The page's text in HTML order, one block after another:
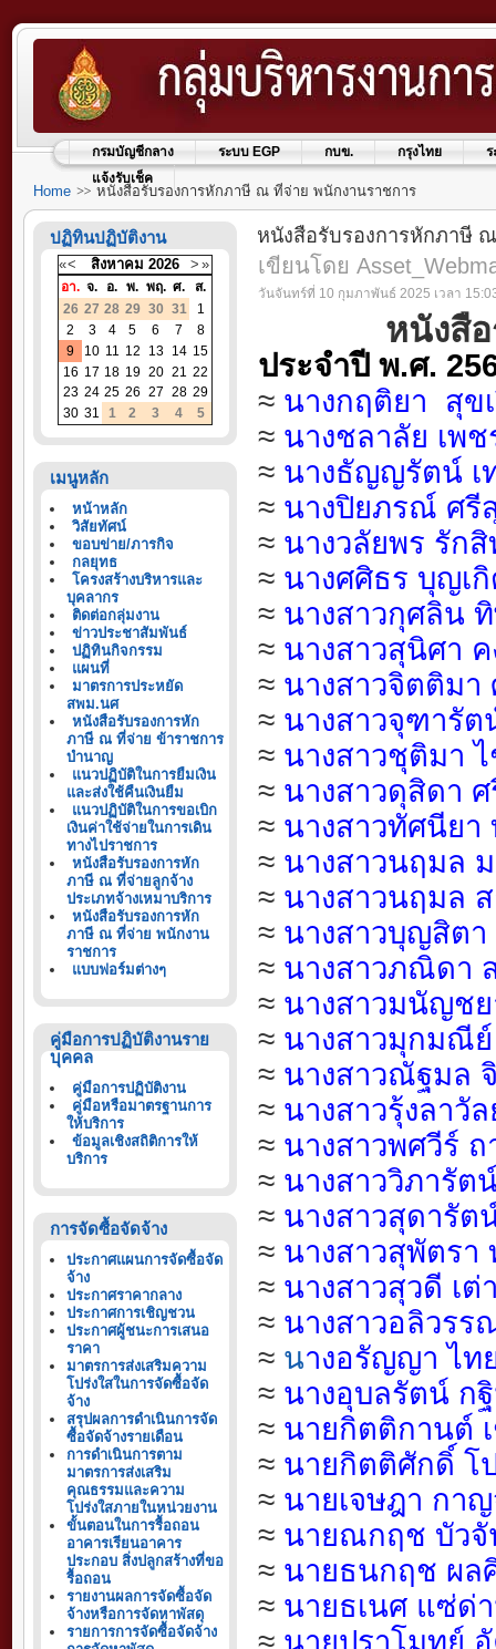
กรมบัญชีกลาง ระบบ EGP กบข. กรุงไทย
ร
แจ้งรับเช็ค
Home หนังสือรับรองการหักภาษี ณ ที่จ่าย พนักงานราชการ
ปฏิทินปฏิบัติงาน
«< สิงหาคม 2026 > »
อา. จ. อ. พ. พฤ. ศ.
ส.
26 27 28 29 30 31
1
2
3 4 5 6 7
8
9
10 11 12 13 14 15
16 17 18 19 20 21 22
23 24 25 26 27 28 29
30 31 1 2 3 4 5
เมนูหลัก
หน้าหลัก
วิสัยทัศน์
ขอบข่าย/ภารกิจ
กลยุทธ
โครงสร้างบริหารและ
บุคลากร
ติดต่อกลุ่มงาน
ข่าวประชาสัมพันธ์
ปฏิทินกิจกรรม
แผนที่
มาตรการประหยัด
สพม.นศ
หนังสือรับรองการหัก
ภาษี ณ ที่จ่าย ข้าราชการ
บำนาญ
แนวปฏิบัติในการยืมเงิน
และส่งใช้คืนเงินยืม
แนวปฏิบัติในการขอเบิก
เงินค่าใช้จ่ายในการเดิน
ทางไปราชการ
หนังสือรับรองการหัก
ภาษี ณ ที่จ่ายลูกจ้าง
ประเภทจ้างเหมาบริการ
หนังสือรับรองการหัก
ภาษี ณ ที่จ่าย พนักงาน
ราชการ
แบบฟอร์มต่างๆ
คู่มือการปฏิบัติงานราย
บุคคล
คู่มือการปฏิบัติงาน
คู่มือหรือมาตรฐานการ
ให้บริการ
ข้อมูลเชิงสถิติการให้
บริการ
การจัดซื้อจัดจ้าง
ประกาศแผนการจัดซื้อจัด
จ้าง
ประกาศราคากลาง
ประกาศการเชิญชวน
ประกาศผู้ชนะการเสนอ
ราคา
มาตรการส่งเสริมความ
โปร่งใสในการจัดซื้อจัด
จ้าง
สรุปผลการดำเนินการจัด
ซื้อจัดจ้างรายเดือน
การดำเนินการตาม
มาตรการส่งเสริม
คุณธรรมและความ
โปร่งใสภายในหน่วยงาน
ขั้นตอนในการรื้อถอน
อาคารเรียนอาคาร
ประกอบ สิ่งปลูกสร้างที่ขอ
รื้อถอน
รายงานผลการจัดซื้อจัด
จ้างหรือการจัดหาพัสดุ
รายการการจัดซื้อจัดจ้าง
หนังสือรับรองการหักภาษี
เขียนโดย
วันจันทร์ที่ 10 กุมภาพันธ์ 2025 เวลา
หนังสื
ประจำปี พ.ศ.
≈ นางกฤติยา สุข
≈ นางชลาลัย เพ
≈ นางธัญญรัตน์ เ
≈ นางปิยภรณ์ ศรี
≈ นางวลัยพร รัก
≈ นางศศิธร บุญเ
≈ นางสาวกุศลิน
≈ นางสาวสุนิศา
≈ นางสาวจิตติม
≈ นางสาวจุฑารั
≈ นางสาวชุติมา
≈ นางสาวดุสิดา
≈ นางสาวทัศนียา
≈ นางสาวนฤมล
≈ นางสาวนฤมล
≈ นางสาวบุญสิต
≈ นางสาวภณิดา
≈ นางสาวมนัญช
≈ นางสาวมุกมณีย์
≈ นางสาวณัฐมล
≈ นางสาวรุ้งลาวั
≈ นางสาวพศวีร์
≈ นางสาววิภารัต
≈ นางสาวสุดารัต
≈ นางสาวสุพัตรา
≈ นางสาวสุวดี เต่
≈ นางสาวอลิวรร
≈ นางอรัญญา ไท
≈ นางอุบลรัตน์ ก
≈ นายกิตติกานต์
≈ นายกิตติศักดิ์ โ
≈ นายเจษฎา กา
≈ นายณกฤช บัวจั
≈ นายธนกฤช ผล
≈ นายธเนศ แซ่ด่
≈ นายปราโมทย์